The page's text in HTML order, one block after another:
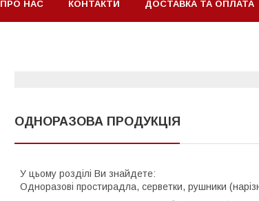
ПРО НАС КОНТАКТИ ДОСТАВКА ТА ОПЛАТА
ОДНОРАЗОВА ПРОДУКЦІЯ
У цьому розділі Ви знайдете:
Одноразові простирадла, серветки, рушники